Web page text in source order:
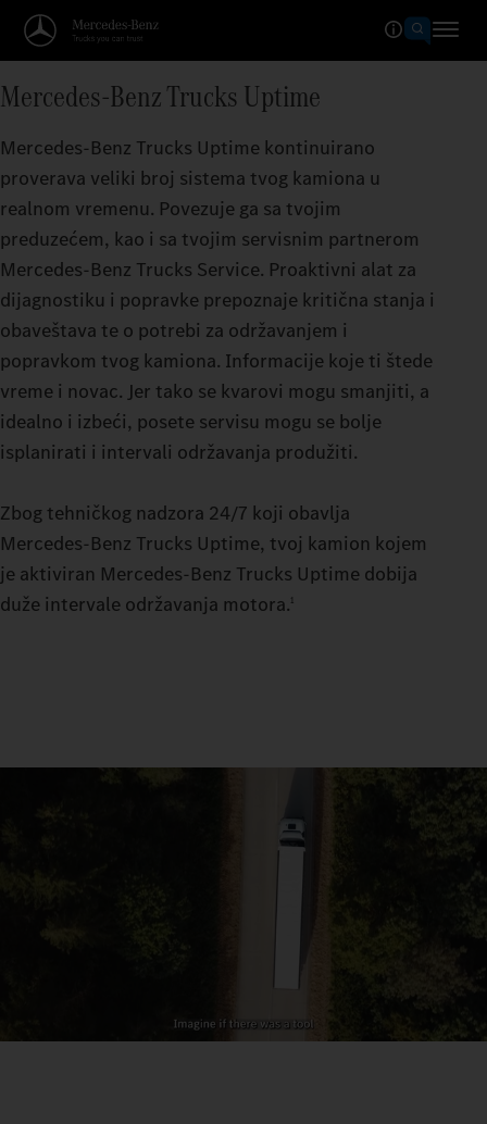
Mercedes-Benz Trucks Uptime
Mercedes‑Benz Trucks Uptime kontinuirano
proverava veliki broj sistema tvog kamiona u
realnom vremenu. Povezuje ga sa tvojim
preduzećem, kao i sa tvojim servisnim partnerom
Mercedes‑Benz Trucks Service. Proaktivni alat za
dijagnostiku i popravke prepoznaje kritična stanja i
obaveštava te o potrebi za održavanjem i
popravkom tvog kamiona. Informacije koje ti štede
vreme i novac. Jer tako se kvarovi mogu smanjiti, a
idealno i izbeći, posete servisu mogu se bolje
isplanirati i intervali održavanja produžiti.
Zbog tehničkog nadzora 24/7 koji obavlja
Mercedes‑Benz Trucks Uptime, tvoj kamion kojem
je aktiviran Mercedes‑Benz Trucks Uptime dobija
duže intervale održavanja motora.1